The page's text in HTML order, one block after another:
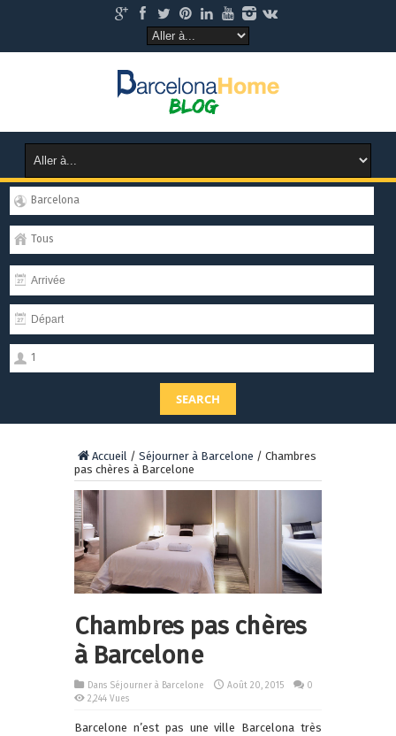
Barcelona
Tous
1
SEARCH
Accueil / Séjourner à Barcelone / Chambres
pas chères à Barcelone
Chambres pas chères
à Barcelone
Dans Séjourner à Barcelone Août 20, 2015
0
2,244 Vues
Barcelone n’est pas une ville Barcelona très